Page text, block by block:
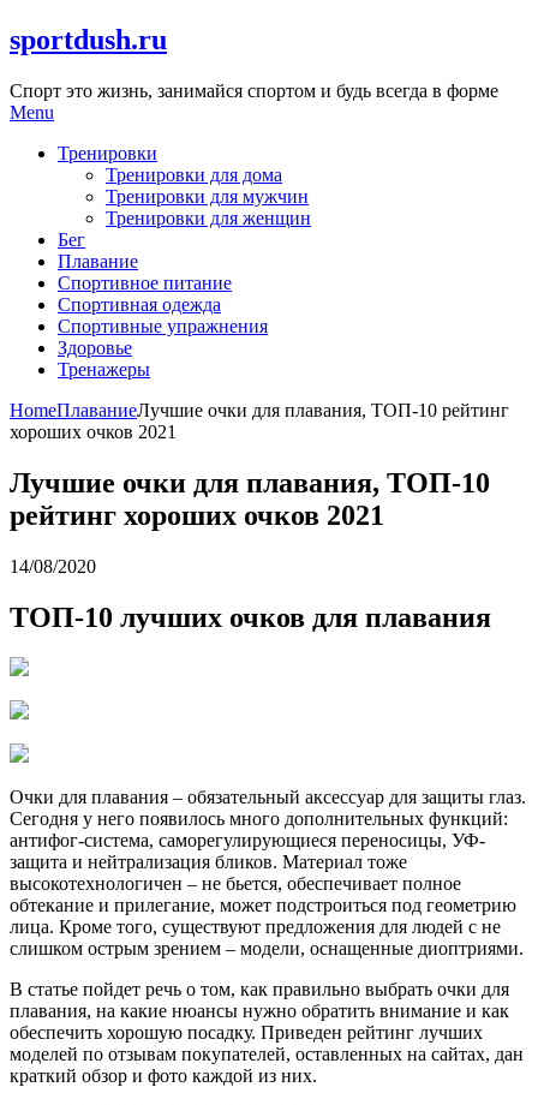
Skip
to
sportdush.ru
Спорт это жизнь, занимайся спортом и будь всегда в форме
Menu
Тренировки
Тренировки для дома
Тренировки для мужчин
Тренировки для женщин
Бег
Плавание
Спортивное питание
Спортивная одежда
Спортивные упражнения
Здоровье
Тренажеры
HomeПлаваниеЛучшие очки для плавания, ТОП-10 рейтинг
хороших очков 2021
Лучшие очки для плавания, ТОП-10
рейтинг хороших очков 2021
14/08/2020
ТОП-10 лучших очков для плавания
Очки для плавания – обязательный аксессуар для защиты глаз.
Сегодня у него появилось много дополнительных функций:
антифог-система, саморегулирующиеся переносицы, УФ-
защита и нейтрализация бликов. Материал тоже
высокотехнологичен – не бьется, обеспечивает полное
обтекание и прилегание, может подстроиться под геометрию
лица. Кроме того, существуют предложения для людей с не
слишком острым зрением – модели, оснащенные диоптриями.
В статье пойдет речь о том, как правильно выбрать очки для
плавания, на какие нюансы нужно обратить внимание и как
обеспечить хорошую посадку. Приведен рейтинг лучших
моделей по отзывам покупателей, оставленных на сайтах, дан
краткий обзор и фото каждой из них.